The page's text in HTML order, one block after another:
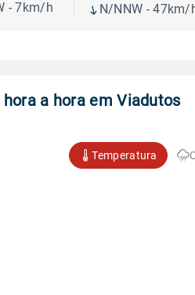
- 7km/h N/NNW - 47km/
a hora em Viadutos
Temperatura